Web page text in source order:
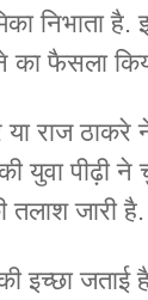
निभाता
का फैसला
राज ठाकरे
युवा पीढ़ी
तलाश जारी है.
जताई